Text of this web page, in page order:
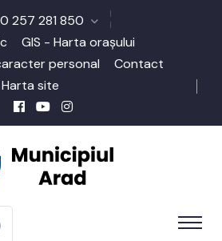
257 281 850
GIS - Harta orașului
personal
Contact
Harta site